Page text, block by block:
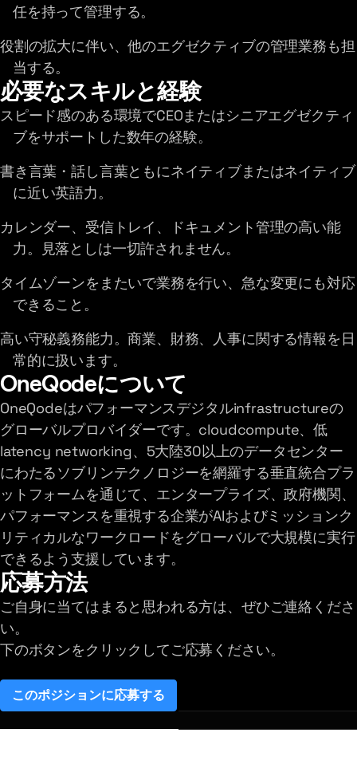
任を持って管理する。
役割の拡大に伴い、他のエグゼクティブの管理業務も担
当する。
必要なスキルと経験
スピード感のある環境でCEOまたはシニアエグゼクティ
ブをサポートした数年の経験。
書き言葉・話し言葉ともにネイティブまたはネイティブ
に近い英語力。
カレンダー、受信トレイ、ドキュメント管理の高い能
力。見落としは一切許されません。
タイムゾーンをまたいで業務を行い、急な変更にも対応
できること。
高い守秘義務能力。商業、財務、人事に関する情報を日
常的に扱います。
OneQodeについて
OneQodeはパフォーマンスデジタルinfrastructureの
グローバルプロバイダーです。cloudcompute、低
latency networking、5大陸30以上のデータセンター
にわたるソブリンテクノロジーを網羅する垂直統合プラ
ットフォームを通じて、エンタープライズ、政府機関、
パフォーマンスを重視する企業がAIおよびミッションク
リティカルなワークロードをグローバルで大規模に実行
できるよう支援しています。
応募方法
ご自身に当てはまると思われる方は、ぜひご連絡くださ
い。
下のボタンをクリックしてご応募ください。
このポジションに応募する
(opens in a new tab)